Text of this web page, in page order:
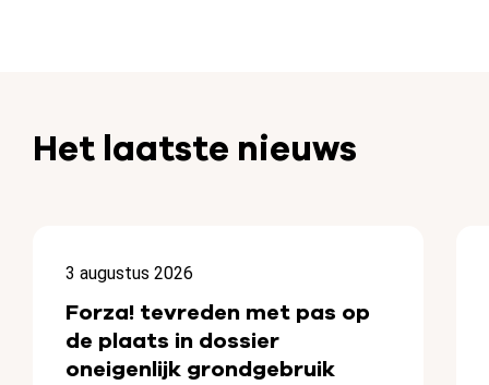
Het laatste nieuws
3 augustus 2026
Forza! tevreden met pas op
de plaats in dossier
oneigenlijk grondgebruik